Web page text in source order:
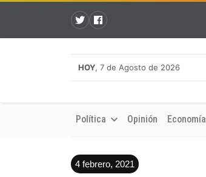
HOY, 7 de Agosto de 2026
Política Opinión Economía
4 febrero, 2021